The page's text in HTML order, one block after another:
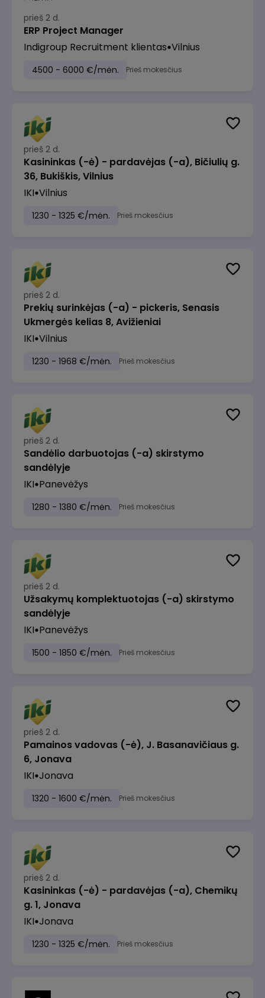
prieš 2 d.
ERP Project Manager
Indigroup Recruitment klientas Vilnius
4500 - 6000 €/mėn. Prieš mokesčius
prieš 2 d.
Kasininkas (-ė) - pardavėjas (-a), Bičiulių g.
36, Bukiškis, Vilnius
IKI Vilnius
1230 - 1325 €/mėn. Prieš mokesčius
prieš 2 d.
Prekių surinkėjas (-a) - pickeris, Senasis
Ukmergės kelias 8, Avižieniai
IKI Vilnius
1230 - 1968 €/mėn. Prieš mokesčius
prieš 2 d.
Sandėlio darbuotojas (-a) skirstymo
sandėlyje
IKI Panevėžys
1280 - 1380 €/mėn. Prieš mokesčius
prieš 2 d.
Užsakymų komplektuotojas (-a) skirstymo
sandėlyje
IKI Panevėžys
1500 - 1850 €/mėn. Prieš mokesčius
prieš 2 d.
Pamainos vadovas (-ė), J. Basanavičiaus g.
6, Jonava
IKI Jonava
1320 - 1600 €/mėn. Prieš mokesčius
prieš 2 d.
Kasininkas (-ė) - pardavėjas (-a), Chemikų
g. 1, Jonava
IKI Jonava
1230 - 1325 €/mėn. Prieš mokesčius